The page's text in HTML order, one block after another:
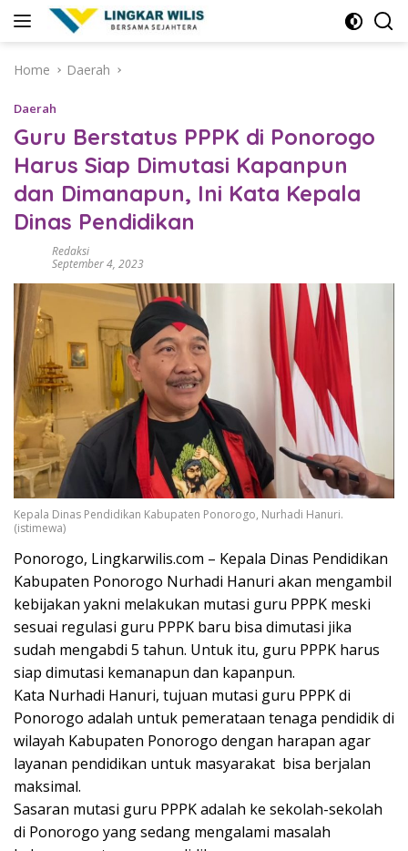
Home
Daerah
Daerah
Guru Berstatus PPPK di Ponorogo
Harus Siap Dimutasi Kapanpun
dan Dimanapun, Ini Kata Kepala
Dinas Pendidikan
Redaksi
September 4, 2023
Kepala Dinas Pendidikan Kabupaten Ponorogo, Nurhadi Hanuri.
(istimewa)
Ponorogo, Lingkarwilis.com – Kepala Dinas Pendidikan
Kabupaten Ponorogo Nurhadi Hanuri akan mengambil
kebijakan yakni melakukan mutasi guru PPPK meski
sesuai regulasi guru PPPK baru bisa dimutasi jika
sudah mengabdi 5 tahun. Untuk itu, guru PPPK harus
siap dimutasi kemanapun dan kapanpun.
Kata Nurhadi Hanuri, tujuan mutasi guru PPPK di
Ponorogo adalah untuk pemerataan tenaga pendidik di
wilayah Kabupaten Ponorogo dengan harapan agar
layanan pendidikan untuk masyarakat bisa berjalan
maksimal.
Sasaran mutasi guru PPPK adalah ke sekolah-sekolah
di Ponorogo yang sedang mengalami masalah